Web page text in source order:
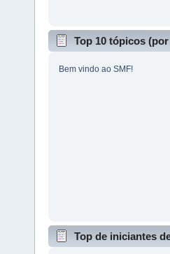
Top 10 tópicos
Bem vindo ao SMF!
Top de iniciantes